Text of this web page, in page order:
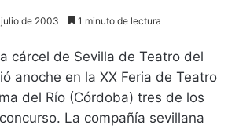
julio de 2003 1 minuto de lectura
cárcel de Sevilla de Teatro del
anoche en la XX Feria de Teatro
del Río (Córdoba) tres de los
La compañía sevillana